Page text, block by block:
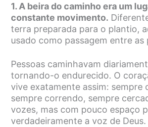
1. A beira do caminho era um
constante movimento.
terra preparada para o plantio,
usado como passagem entre as
Pessoas caminhavam
tornando-o endurecido. O
vive exatamente assim: sempre
sempre correndo, sempre
vozes, mas com pouco espaço
verdadeiramente a voz de Deus.